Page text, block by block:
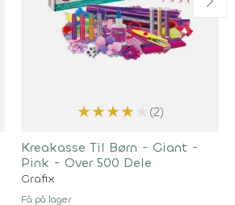
★★★★ (2)
Kreakasse Til Børn - Giant -
Pink - Over 500 Dele
Grafix
Få på lager